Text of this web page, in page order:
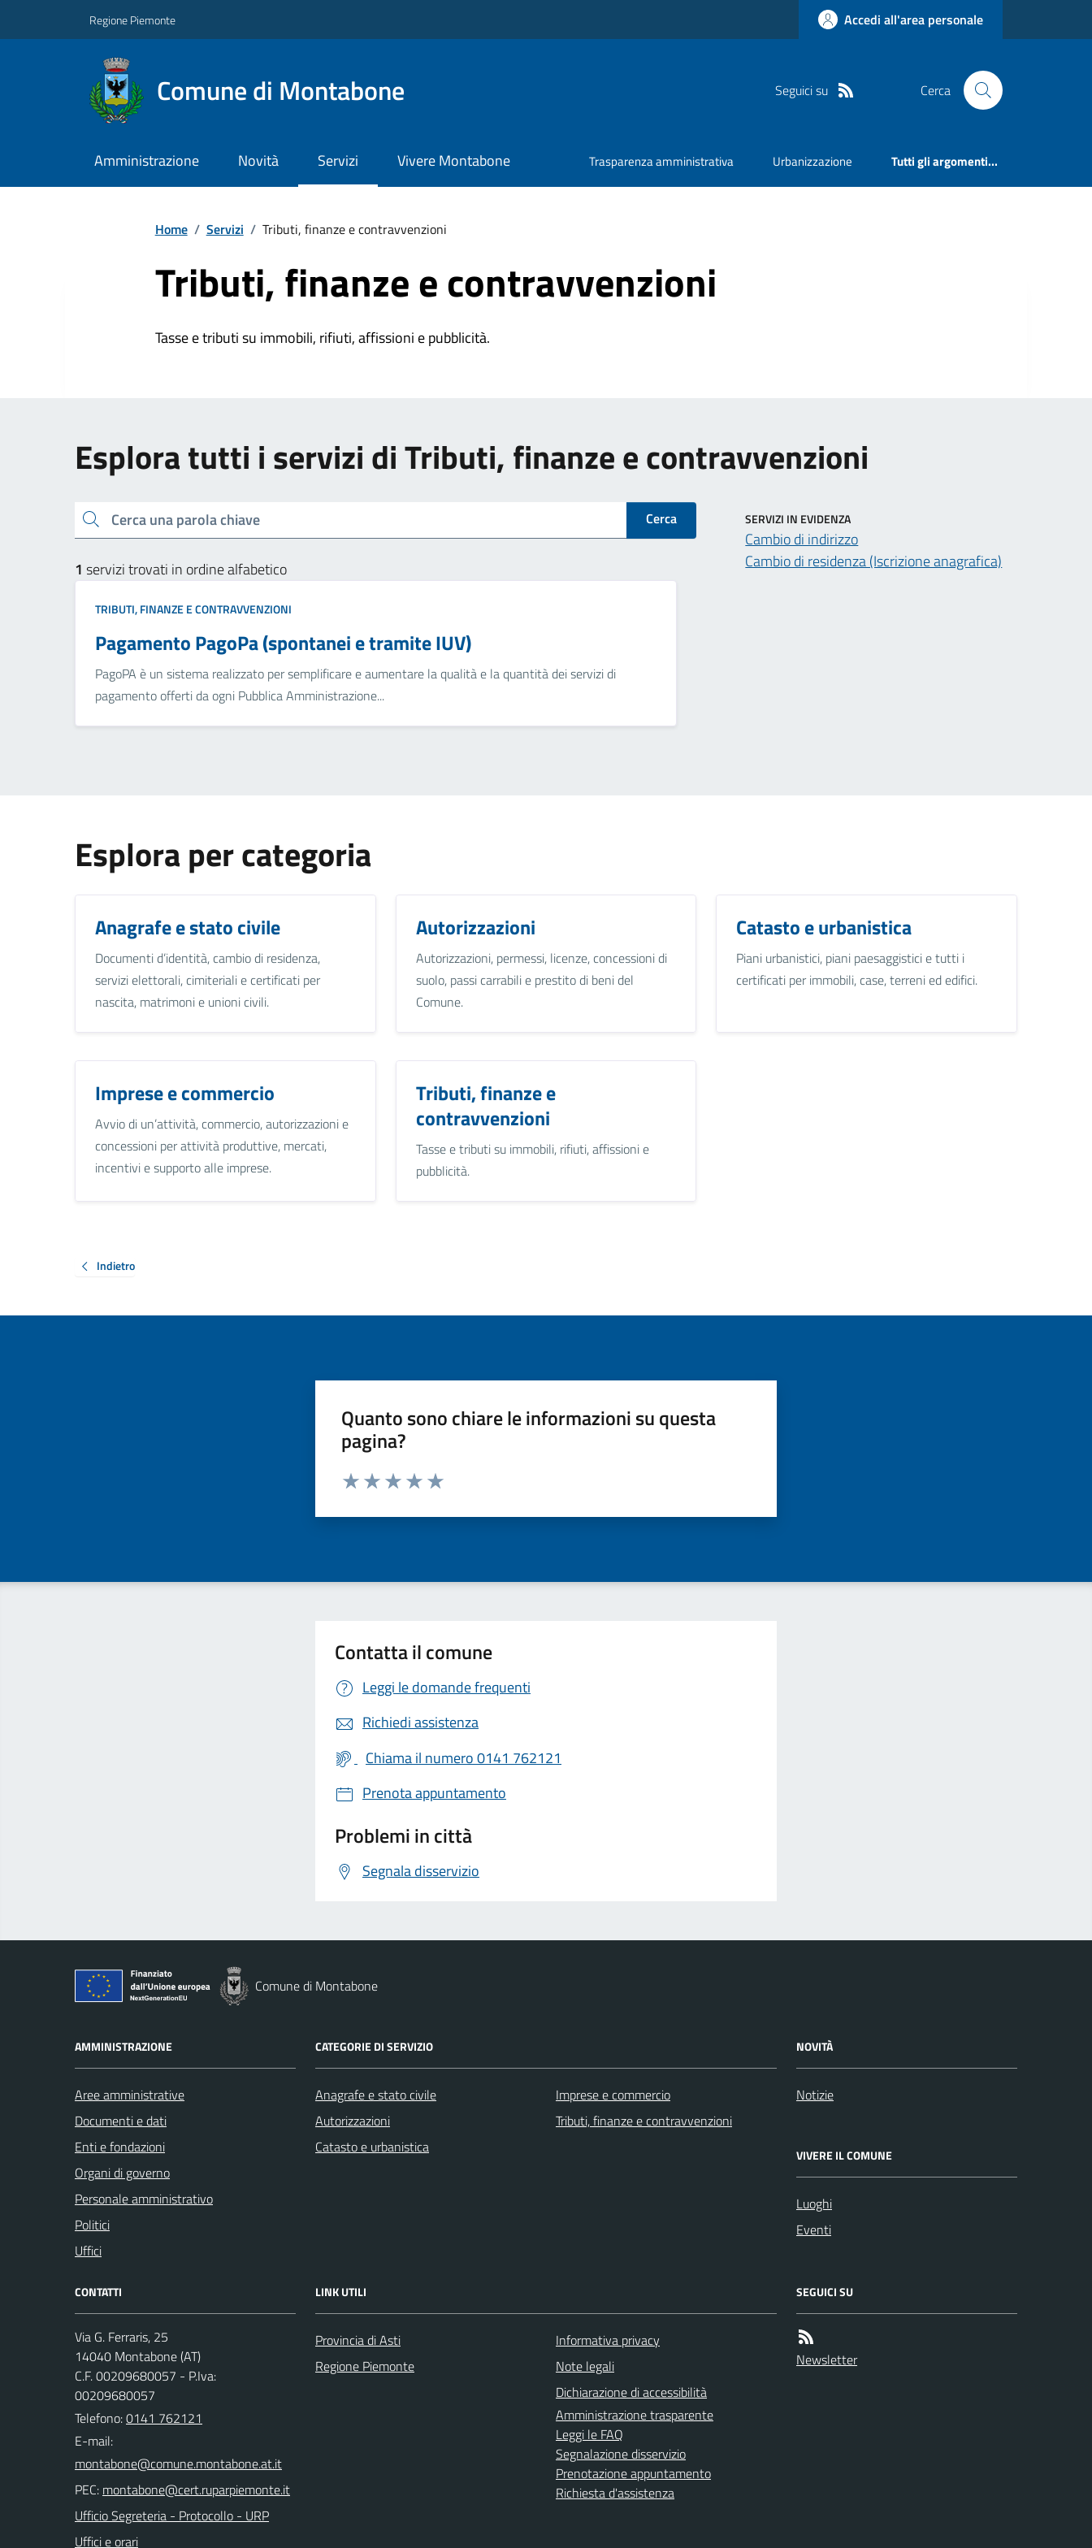
Regione Piemonte Accedi all'area personale
Comune di Montabone Seguici su Cerca
Amministrazione Novità Servizi Vivere Montabone Trasparenza amministrativa Urbanizzazione Tutti gli argomenti...
Home / Servizi / Tributi, finanze e contravvenzioni
Tributi, finanze e contravvenzioni
Tasse e tributi su immobili, rifiuti, affissioni e pubblicità.
Esplora tutti i servizi di Tributi, finanze e contravvenzioni
Cerca una parola chiave Cerca
1 servizi trovati in ordine alfabetico
TRIBUTI, FINANZE E CONTRAVVENZIONI
Pagamento PagoPa (spontanei e tramite IUV)
PagoPA è un sistema realizzato per semplificare e aumentare la qualità e la quantità dei servizi di
pagamento offerti da ogni Pubblica Amministrazione...
SERVIZI IN EVIDENZA
Cambio di indirizzo
Cambio di residenza (Iscrizione anagrafica)
Esplora per categoria
Anagrafe e stato civile
Documenti d’identità, cambio di residenza,
servizi elettorali, cimiteriali e certificati per
nascita, matrimoni e unioni civili.
Autorizzazioni
Autorizzazioni, permessi, licenze, concessioni di
suolo, passi carrabili e prestito di beni del
Comune.
Catasto e urbanistica
Piani urbanistici, piani paesaggistici e tutti i
certificati per immobili, case, terreni ed edifici.
Imprese e commercio
Avvio di un’attività, commercio, autorizzazioni e
concessioni per attività produttive, mercati,
incentivi e supporto alle imprese.
Tributi, finanze e
contravvenzioni
Tasse e tributi su immobili, rifiuti, affissioni e
pubblicità.
Indietro
Quanto sono chiare le informazioni su questa
pagina?
Valuta da 1 a 5 stelle la pagina
Contatta il comune
Leggi le domande frequenti
Richiedi assistenza
Chiama il numero 0141 762121
Prenota appuntamento
Problemi in città
Segnala disservizio
Comune di Montabone
AMMINISTRAZIONE
Aree amministrative
Documenti e dati
Enti e fondazioni
Organi di governo
Personale amministrativo
Politici
Uffici
CATEGORIE DI SERVIZIO
Anagrafe e stato civile
Autorizzazioni
Catasto e urbanistica
Imprese e commercio
Tributi, finanze e contravvenzioni
NOVITÀ
Notizie
VIVERE IL COMUNE
Luoghi
Eventi
CONTATTI
Via G. Ferraris, 25
14040 Montabone (AT)
C.F. 00209680057 - P.Iva:
00209680057
Telefono:0141 762121
E-mail:
PEC:
Ufficio Segreteria - Protocollo - URP
Uffici e orari
LINK UTILI
Provincia di Asti
Regione Piemonte
Informativa privacy
Note legali
Dichiarazione di accessibilità
Amministrazione trasparente
Leggi le FAQ
Segnalazione disservizio
Prenotazione appuntamento
Richiesta d'assistenza
SEGUICI SU
Newsletter